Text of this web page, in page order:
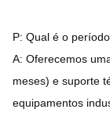
P: Qual é o
A: Oferecemos
meses) e suporte
equipamentos